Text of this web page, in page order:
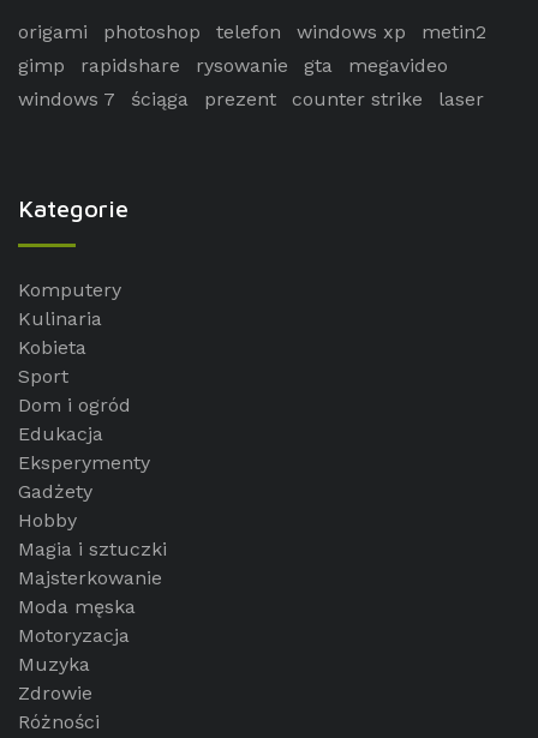
origami photoshop telefon windows xp
metin2
gimp
rapidshare rysowanie gta
megavideo
windows 7
ściąga prezent counter strike laser
Kategorie
Komputery
Kulinaria
Kobieta
Sport
Dom i ogród
Edukacja
Eksperymenty
Gadżety
Hobby
Magia i sztuczki
Majsterkowanie
Moda męska
Motoryzacja
Muzyka
Zdrowie
Różności